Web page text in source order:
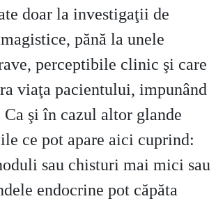
doar la investigaţii de
pănă la unele
perceptibile clinic şi care
viaţa pacientului, impunând
şi în cazul altor glande
ce pot apare aici cuprind:
sau chisturi mai mici sau
endocrine pot căpăta